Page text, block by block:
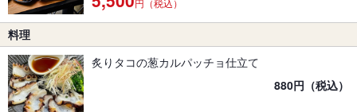
円（税込）
料理
炙りタコの葱カルパッチョ仕立て
880円（税込）